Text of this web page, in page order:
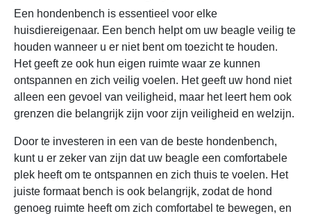
Een hondenbench is essentieel voor elke
huisdiereigenaar. Een bench helpt om uw beagle veilig te
houden wanneer u er niet bent om toezicht te houden.
Het geeft ze ook hun eigen ruimte waar ze kunnen
ontspannen en zich veilig voelen. Het geeft uw hond niet
alleen een gevoel van veiligheid, maar het leert hem ook
grenzen die belangrijk zijn voor zijn veiligheid en welzijn.
Door te investeren in een van de beste hondenbench,
kunt u er zeker van zijn dat uw beagle een comfortabele
plek heeft om te ontspannen en zich thuis te voelen. Het
juiste formaat bench is ook belangrijk, zodat de hond
genoeg ruimte heeft om zich comfortabel te bewegen, en